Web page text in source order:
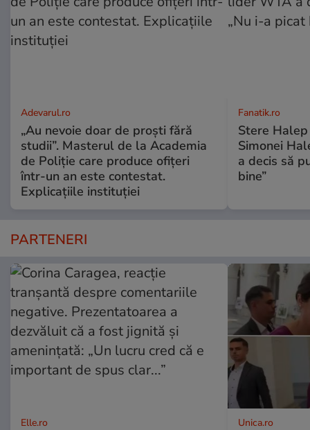
Adevarul.ro
„Au nevoie doar de proști fără
studii”. Masterul de la Academia
de Poliție care produce ofițeri
într-un an este contestat.
Explicațiile instituției
Fanatik.ro
Stere
Simonei
a decis să
bine”
PARTENERI
Elle.ro Unica.ro